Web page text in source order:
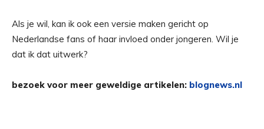
Als je wil, kan ik ook een versie maken gericht op
Nederlandse fans of haar invloed onder jongeren. Wil je
dat ik dat uitwerk?
bezoek voor meer geweldige artikelen: blognews.nl